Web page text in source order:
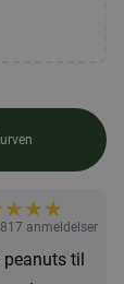
★★★
★
anmeldelser
peanuts til